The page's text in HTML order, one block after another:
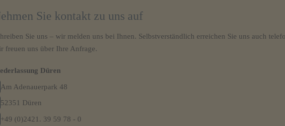
Sie kontakt zu uns auf
Sie uns – wir melden uns bei Ihnen. Selbstverständlich erreichen Sie uns auch
freuen uns über Ihre Anfrage.
Düren
Am Adenauerpark 48
52351 Düren
+49 (0)2421. 39 59 78 - 0